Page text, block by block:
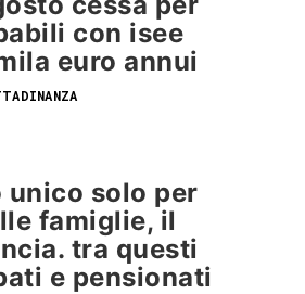
con isee
euro annui
unico solo per
famiglie, il
tra questi
e pensionati